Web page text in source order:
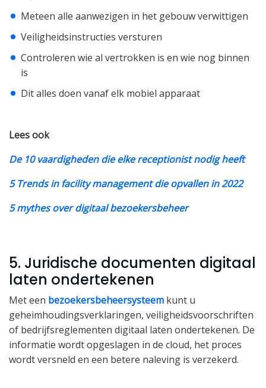
Meteen alle aanwezigen in het gebouw verwittigen
Veiligheidsinstructies versturen
Controleren wie al vertrokken is en wie nog binnen
is
Dit alles doen vanaf elk mobiel apparaat
Lees ook
De 10 vaardigheden die elke receptionist nodig heeft
5 Trends in facility management die opvallen in 2022
5 mythes over digitaal bezoekersbeheer
5. Juridische documenten digitaal
laten ondertekenen
Met een bezoekersbeheersysteem kunt u
geheimhoudingsverklaringen, veiligheidsvoorschriften
of bedrijfsreglementen digitaal laten ondertekenen. De
informatie wordt opgeslagen in de cloud, het proces
wordt versneld en een betere naleving is verzekerd.